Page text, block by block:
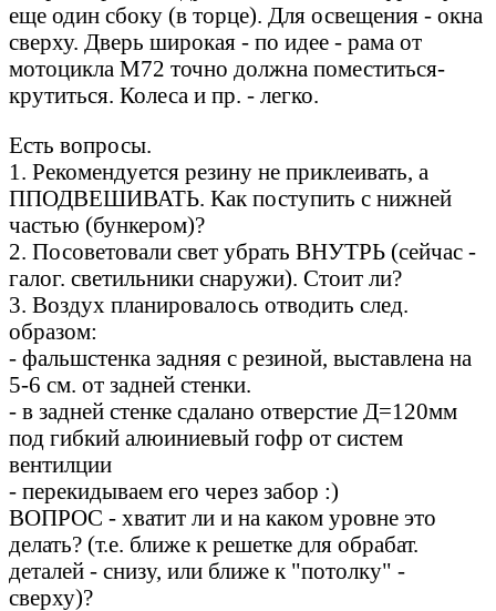
еще один сбоку (в торце). Для освещения - окна
сверху. Дверь широкая - по идее - рама от
мотоцикла М72 точно должна поместиться-
крутиться. Колеса и пр. - легко.
Есть вопросы.
1. Рекомендуется резину не приклеивать, а
ППОДВЕШИВАТЬ. Как поступить с нижней
частью (бункером)?
2. Посоветовали свет убрать ВНУТРЬ (сейчас -
галог. светильники снаружи). Стоит ли?
3. Воздух планировалось отводить след.
образом:
- фальшстенка задняя с резиной, выставлена на
5-6 см. от задней стенки.
- в задней стенке сдалано отверстие Д=120мм
под гибкий алюиниевый гофр от систем
вентилции
- перекидываем его через забор :)
ВОПРОС - хватит ли и на каком уровне это
делать? (т.е. ближе к решетке для обрабат.
деталей - снизу, или ближе к "потолку" -
сверху)?